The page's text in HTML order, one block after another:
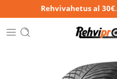
Rehvivahetus al 30€.